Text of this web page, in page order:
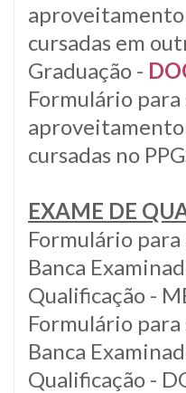
cursadas em
Graduação -
Formulário
cursadas no
EXAME DE
Formulário
Banca
Qualificação -
Formulário
Banca
Qualificação -